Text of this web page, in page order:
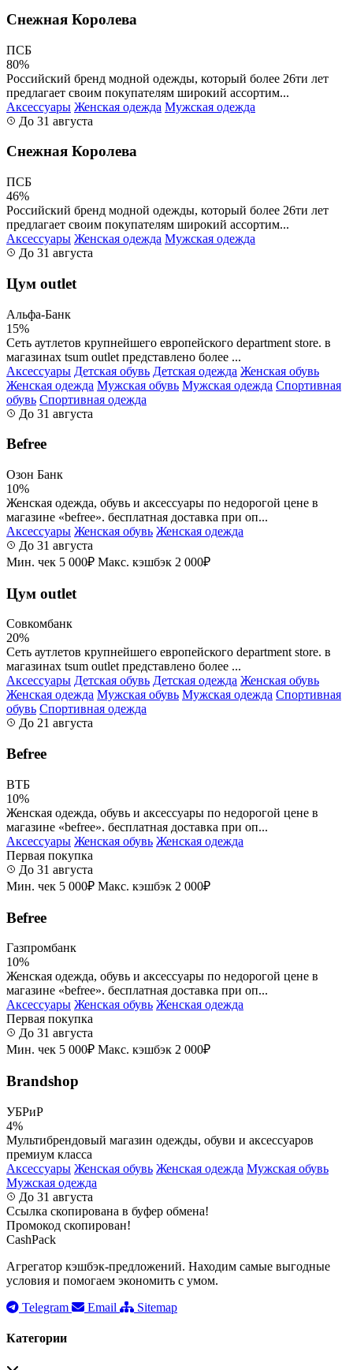
Снежная Королева
ПСБ
80%
Российский бренд модной одежды, который более 26ти лет
предлагает своим покупателям широкий ассортим...
Аксессуары Женская одежда Мужская одежда
До 31 августа
Снежная Королева
ПСБ
46%
Российский бренд модной одежды, который более 26ти лет
предлагает своим покупателям широкий ассортим...
Аксессуары Женская одежда Мужская одежда
До 31 августа
Цум outlet
Альфа-Банк
15%
Сеть аутлетов крупнейшего европейского department store. в
магазинах tsum outlet представлено более ...
Аксессуары Детская обувь Детская одежда Женская обувь
Женская одежда Мужская обувь Мужская одежда Спортивная
обувь Спортивная одежда
До 31 августа
Befree
Озон Банк
10%
Женская одежда, обувь и аксессуары по недорогой цене в
магазине «befree». бесплатная доставка при оп...
Аксессуары Женская обувь Женская одежда
До 31 августа
Мин. чек 5 000₽ Макс. кэшбэк 2 000₽
Цум outlet
Совкомбанк
20%
Сеть аутлетов крупнейшего европейского department store. в
магазинах tsum outlet представлено более ...
Аксессуары Детская обувь Детская одежда Женская обувь
Женская одежда Мужская обувь Мужская одежда Спортивная
обувь Спортивная одежда
До 21 августа
Befree
ВТБ
10%
Женская одежда, обувь и аксессуары по недорогой цене в
магазине «befree». бесплатная доставка при оп...
Аксессуары Женская обувь Женская одежда
Первая покупка
До 31 августа
Мин. чек 5 000₽ Макс. кэшбэк 2 000₽
Befree
Газпромбанк
10%
Женская одежда, обувь и аксессуары по недорогой цене в
магазине «befree». бесплатная доставка при оп...
Аксессуары Женская обувь Женская одежда
Первая покупка
До 31 августа
Мин. чек 5 000₽ Макс. кэшбэк 2 000₽
Brandshop
УБРиР
4%
Мультибрендовый магазин одежды, обуви и аксессуаров
премиум класса
Аксессуары Женская обувь Женская одежда Мужская обувь
Мужская одежда
До 31 августа
Ссылка скопирована в буфер обмена!
Промокод скопирован!
CashPack
Агрегатор кэшбэк-предложений. Находим самые выгодные
условия и помогаем экономить с умом.
Telegram
Email Sitemap
Категории